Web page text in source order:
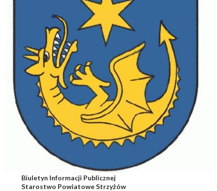
Biuletyn Informacji Publicznej
Starostwo Powiatowe Strzyżów